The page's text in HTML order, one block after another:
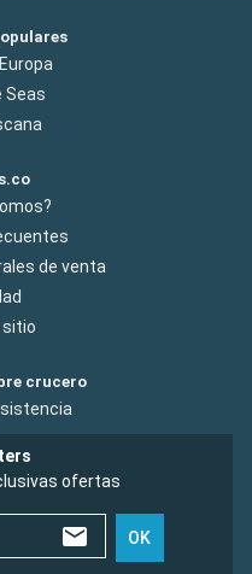
Seas
de venta
sitio
crucero
ofertas
OK